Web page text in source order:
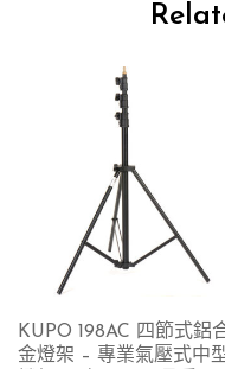
KUPO 198AC 四節式鋁
金燈架 – 專業氣壓式中